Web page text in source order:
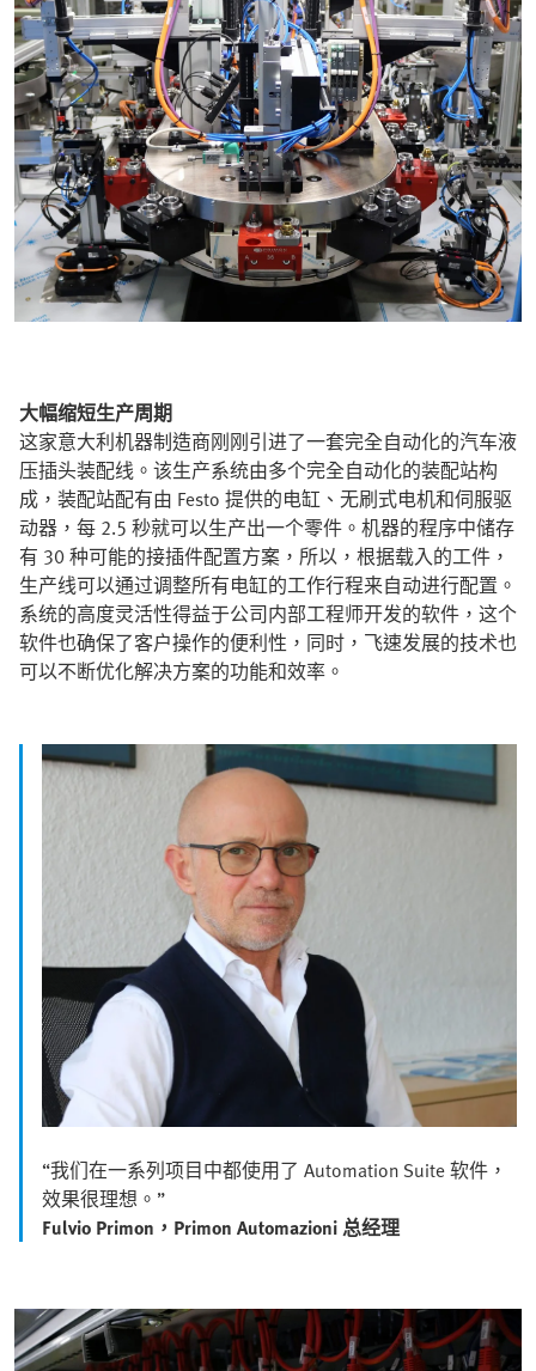
大幅缩短生产周期
这家意大利机器制造商刚刚引进了一套完全自动化的汽车液
压插头装配线。该生产系统由多个完全自动化的装配站构
成，装配站配有由 Festo 提供的电缸、无刷式电机和伺服驱
动器，每 2.5 秒就可以生产出一个零件。机器的程序中储存
有 30 种可能的接插件配置方案，所以，根据载入的工件，
生产线可以通过调整所有电缸的工作行程来自动进行配置。
系统的高度灵活性得益于公司内部工程师开发的软件，这个
软件也确保了客户操作的便利性，同时，飞速发展的技术也
可以不断优化解决方案的功能和效率。
“我们在一系列项目中都使用了 Automation Suite 软件，
效果很理想。”
Fulvio Primon，Primon Automazioni 总经理